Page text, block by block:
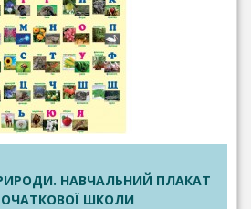
НАВЧАЛЬНИЙ ПЛАКАТ
ШКОЛИ